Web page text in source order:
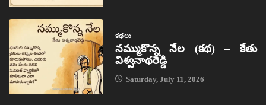
కథలు
నమ్ముకొన్న నేల (కథ) – కేతు
విశ్వనాథరెడ్డి
Saturday, July 11, 2026